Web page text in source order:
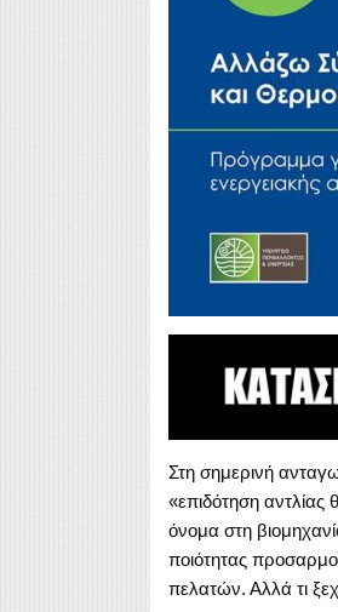
Στη σημερινή
«επιδότηση
όνομα στη
ποιότητας
πελατών. Αλλά τι